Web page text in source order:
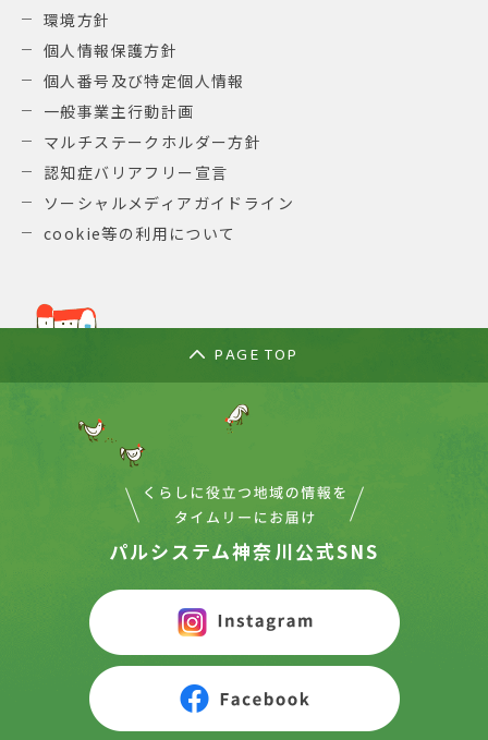
環境方針
個人情報保護方針
個人番号及び特定個人情報
一般事業主行動計画
マルチステークホルダー方針
認知症バリアフリー宣言
ソーシャルメディアガイドライン
cookie等の利用について
PAGE TOP
パルシステム神奈川公式SNS